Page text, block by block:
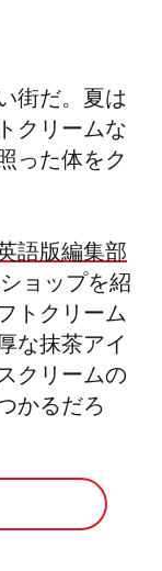
街だ。夏は
クリームな
った体をク
語版編集部
ョップを紹
トクリーム
な抹茶アイ
クリームの
かるだろ